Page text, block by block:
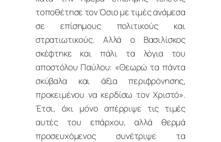
τοποθέτησε τον Όσιο με τιμές ανάμεσα
σε επίσημους πολιτικούς και
στρατιωτικούς. Αλλά ο Βασιλίσκος
σκέφτηκε και πάλι τα λόγια του
αποστόλου Παύλου: «Θεωρώ τα πάντα
σκύβαλα και άξια περιφρόνησης,
προκειμένου να κερδίσω τον Χριστό».
Έτσι, όχι μόνο απέρριψε τις τιμές
αυτές του επάρχου, αλλά θερμά
προσευχόμενος συνέτριψε τα